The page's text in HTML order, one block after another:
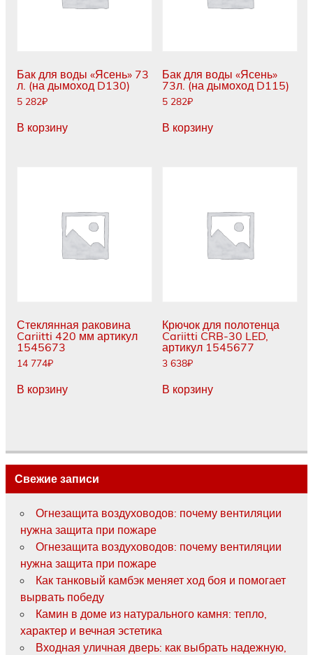
Бак для воды «Ясень» 73
л. (на дымоход D130)
5 282₽
В корзину
Бак для воды «Ясень»
73л. (на дымоход D115)
5 282₽
В корзину
Стеклянная раковина
Cariitti 420 мм артикул
1545673
14 774₽
В корзину
Крючок для полотенца
Cariitti CRB-30 LED,
артикул 1545677
3 638₽
В корзину
Свежие записи
Огнезащита воздуховодов: почему вентиляции
нужна защита при пожаре
Огнезащита воздуховодов: почему вентиляции
нужна защита при пожаре
Как танковый камбэк меняет ход боя и помогает
вырвать победу
Камин в доме из натурального камня: тепло,
характер и вечная эстетика
Входная уличная дверь: как выбрать надежную,